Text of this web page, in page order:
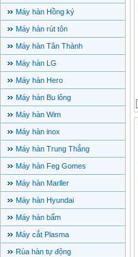
Máy hàn Hồng ký
Máy hàn rút tôn
Máy hàn Tân Thành
Máy hàn LG
Máy hàn Hero
Máy hàn Bu lông
Máy hàn Wim
Máy hàn inox
Máy hàn Trung Thắng
Máy hàn Feg Gomes
Máy hàn Marller
Máy hàn Hyundai
Máy hàn bấm
Máy cắt Plasma
Rùa hàn tự động